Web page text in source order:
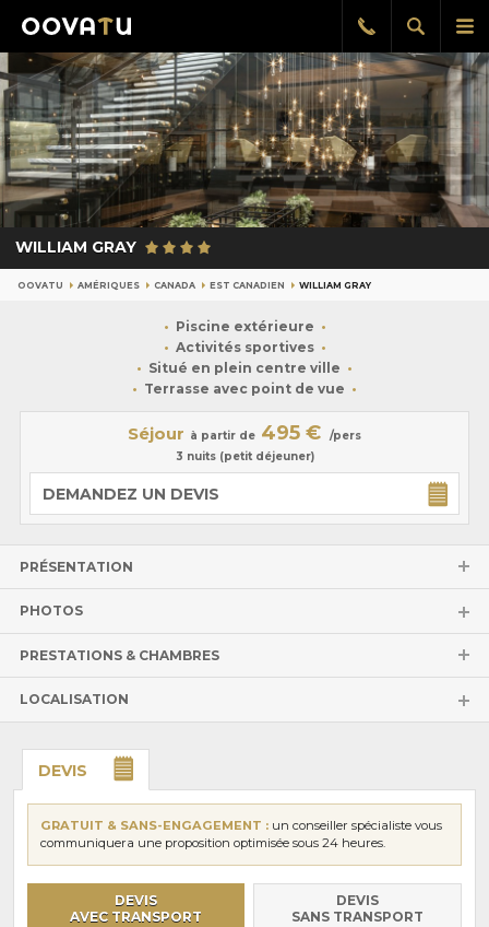
le
Afficher
la
Rappel
gratuit
WILLIAM GRAY
OOVATU AMÉRIQUES CANADA EST CANADIEN WILLIAM GRAY
Piscine extérieure
Activités sportives
Situé en plein centre ville
Terrasse avec point de vue
Séjour à partir de 495 €
/pers
3 nuits (petit déjeuner)
DEMANDEZ UN DEVIS
PRÉSENTATION
PHOTOS
PRESTATIONS & CHAMBRES
LOCALISATION
DEVIS
GRATUIT & SANS-ENGAGEMENT : un conseiller spécialiste vous
communiquera une proposition optimisée sous 24 heures.
DEVIS
AVEC TRANSPORT
DEVIS
SANS TRANSPORT